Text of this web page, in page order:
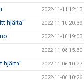
2022-11-11 12:13
hjärta" 2022-11-10 20:39
2022-11-10 19:03
2022-11-08 15:30
hjärta" 2022-11-06 10:27
2022-11-06 10:26